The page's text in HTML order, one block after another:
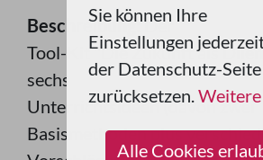
Sie können Ihre
Einstellungen
der Datenschutz-Seite
zurücksetzen.
Alle Cookies
Beschreibung:Der
Tool-Kit "Die Zukunft als
sechs
Unterrichtsideen (davon zwei
Basismethoden plus